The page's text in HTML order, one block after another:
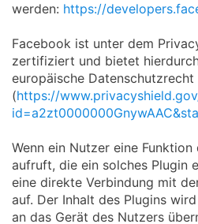
werden: https://
Facebook ist unter dem
zertifiziert und bietet
europäische Datenschutzrecht
(https://
Wenn ein Nutzer eine
aufruft, die ein solches Plugin
eine direkte Verbindung mit
auf. Der Inhalt des Plugins
an das Gerät des Nutzers